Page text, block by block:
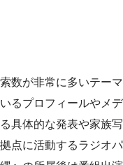
数が非常に多いテーマ
るプロフィールやメデ
具体的な発表や家族写
点に活動するラジオパ